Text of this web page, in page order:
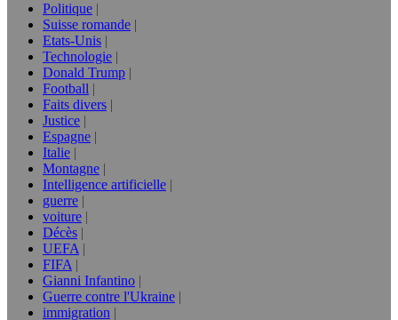
Politique
Suisse romande
Etats-Unis
Technologie
Donald Trump
Football
Faits divers
Justice
Espagne
Italie
Montagne
Intelligence artificielle
guerre
voiture
Décès
UEFA
FIFA
Gianni Infantino
Guerre contre l'Ukraine
immigration